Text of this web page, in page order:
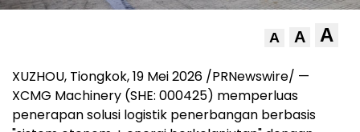
A A A
XUZHOU, Tiongkok, 19 Mei 2026 /PRNewswire/ —
XCMG Machinery (SHE: 000425) memperluas
penerapan solusi logistik penerbangan berbasis